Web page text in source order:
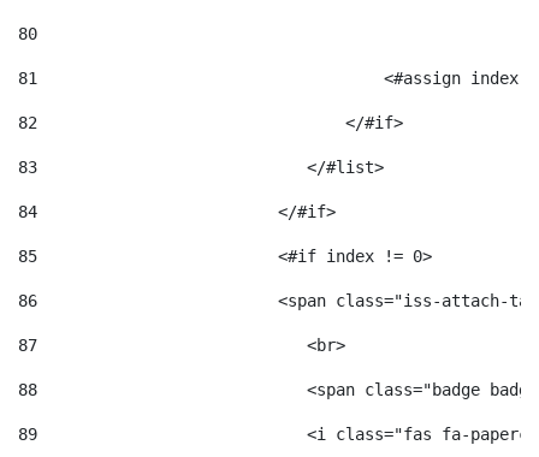
80
81
<#assign index
82
                                </#if>
83
                            </#list>
84
                         </#if>
85
                         <#if index != 0>
86
<span class="iss-attach-
87
                            <br>
88
<span class="badge
89
<i class="fas fa-